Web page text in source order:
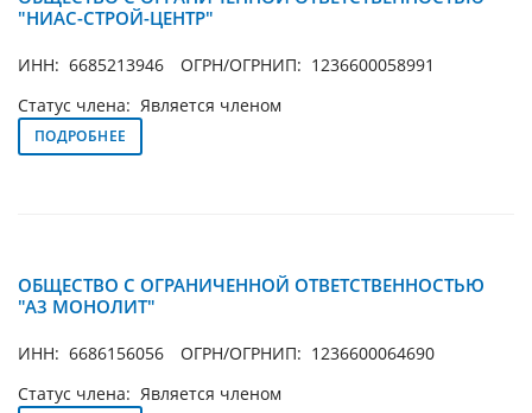
"НИАС-СТРОЙ-ЦЕНТР"
ИНН: 6685213946
ОГРН/ОГРНИП: 1236600058991
Статус члена: Является членом
ПОДРОБНЕЕ
ОБЩЕСТВО С ОГРАНИЧЕННОЙ ОТВЕТСТВЕННОСТЬЮ
"А3 МОНОЛИТ"
ИНН: 6686156056
ОГРН/ОГРНИП: 1236600064690
Статус члена: Является членом